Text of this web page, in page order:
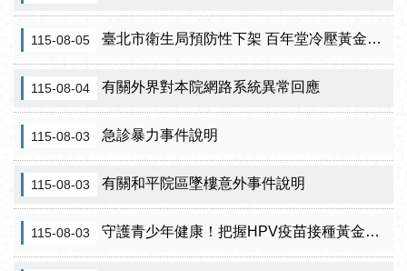
115-08-05 臺北市衛生局預防性下架 百年堂冷壓黃金苦茶油產品
115-08-04 有關外界對本院網路系統異常回應
115-08-03 急診暴力事件說明
115-08-03 有關和平院區墜樓意外事件說明
115-08-03 守護青少年健康！把握HPV疫苗接種黃金期 臺北市提供校園設站及98家合約院所接種服務